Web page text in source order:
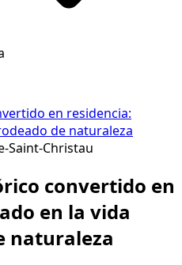
Saint-Christau
convertido en
en la vida
naturaleza